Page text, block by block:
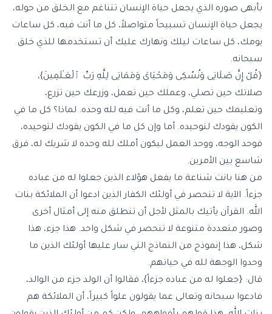
بأبهى صوره الذي يجعل حياة الإنسان تتناغم مع الخلق من حوله،
يجعل حياة الإنسان تسبيحاً متواصلاً، كل ما أنت فيه، كل ساعات
يومك، كل ساعات ليلك ونهارك عليك أن تستخدمها للذي خلق
سبحانه.
{قُلْ إِنَّ صَلَاتِى وَنُسُكِى وَمَحْيَاىَ وَمَمَاتِى لِلَّهِ رَبِّ ٱلْعَـٰلَمِينَ}،
صلاتك حين تصلي، وعملك حين تعمل، وزرعك حين تزرع،
وتعليمك حين تعلم، وكل ما أنت فيه لله وحده. لماذا؟ كل ما في
الكون يقودك لتوحيده. أما وإن كل ما في الكون يقودك لتوحيده،
فوحد الوجه، ووحد العمل ليكون أملك لله وحده لا شريك له، فرق
شاسع بين الأمرين.
من هنا بانت شناعة ما يفعل هؤلاء الذين جعلوا له من عباده
جزءاً. الآية لا تنحصر في أولئك الكفار الذين ادعوا أن الملائكة بنات
الله. القرآن يأتيك بالمثل لأجل أن تنطلق منه إلى أمثال أخرى
وصور متعددة متنوعة لا تنحصر في شكل واحد. هذا جزء، هذا
شكل، هذا إنموذج من النماذج التي سار عليها أولئك الذين ما
وحدوا الوجهة لله في حياتهم.
قال: {جعلوا له من عباده جزءاً}، فقالوا أن الولد جزء من الوالد،
فادعوا سبحانه وتعالى عما يقولون علواً كبيراً، أن الملائكة هم